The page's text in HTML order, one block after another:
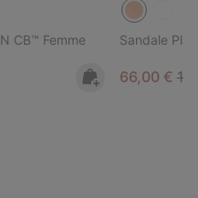
CB™ Femme Sandale
Sale price:
66,00 €